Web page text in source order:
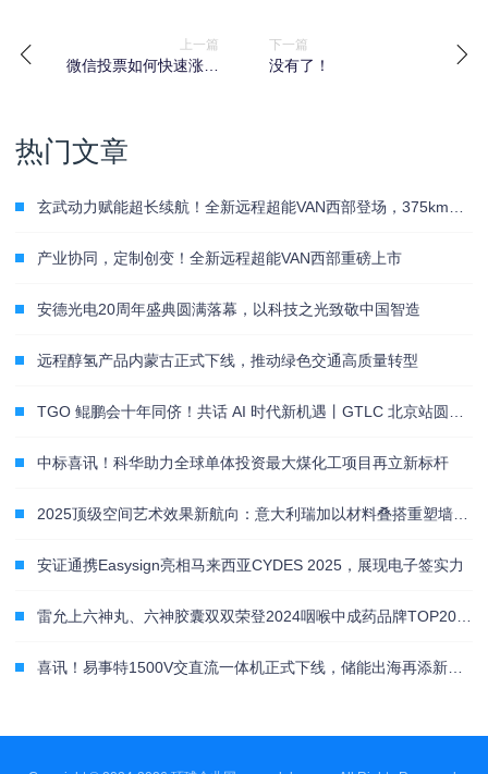
上一篇
微信投票如何快速涨票
服务团队或公司呢？
下一篇
没有了！
热门文章
产业协同，定制创变！全新远程超能VAN西部重磅上市
安德光电20周年盛典圆满落幕，以科技之光致敬中国智造
远程醇氢产品内蒙古正式下线，推动绿色交通高质量转型
中标喜讯！科华助力全球单体投资最大煤化工项目再立新标杆
安证通携Easysign亮相马来西亚CYDES 2025，展现电子签实力